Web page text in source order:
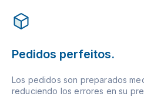
Pedidos perfeitos.
Los pedidos son preparados
reduciendo los errores en su